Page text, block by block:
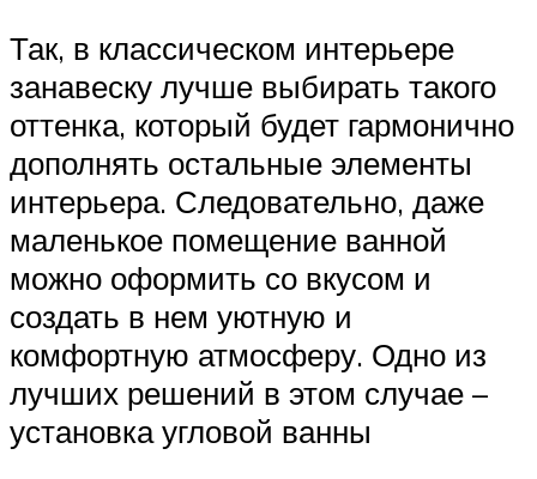
Так, в классическом интерьере
занавеску лучше выбирать такого
оттенка, который будет гармонично
дополнять остальные элементы
интерьера. Следовательно, даже
маленькое помещение ванной
можно оформить со вкусом и
создать в нем уютную и
комфортную атмосферу. Одно из
лучших решений в этом случае –
установка угловой ванны